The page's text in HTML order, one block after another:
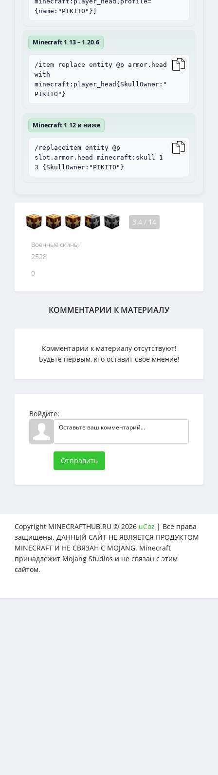
{name:"PIKITO"}]
Minecraft 1.13 – 1.20.6
/item replace entity @p armor.head
with
minecraft:player_head{SkullOwner:"
PIKITO"}
Minecraft 1.12 и ниже
/replaceitem entity @p
slot.armor.head minecraft:skull 1
3 {SkullOwner:"PIKITO"}
3.4 / 14
Военные скины
2528
0
КОММЕНТАРИИ К МАТЕРИАЛУ
Комментарии к материалу отсутствуют!
Будьте первым, кто оставит свое мнение!
Войдите:
Отправить
Copyright MINECRAFTHUB.RU © 2026 uCoz | Все права
защищены. ДАННЫЙ САЙТ НЕ ЯВЛЯЕТСЯ ПРОДУКТОМ
MINECRAFT И НЕ СВЯЗАН С MOJANG. Minecraft
принадлежит Mojang Studios и не связан с этим
сайтом.